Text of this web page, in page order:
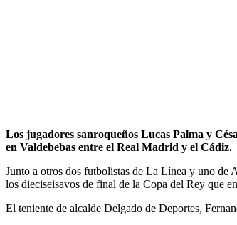
Los jugadores sanroqueños Lucas Palma y
en Valdebebas entre el Real Madrid y el Cádiz.
Junto a otros dos futbolistas de La Línea y uno de
los dieciseisavos de final de la Copa del Rey que
El teniente de alcalde Delgado de Deportes,